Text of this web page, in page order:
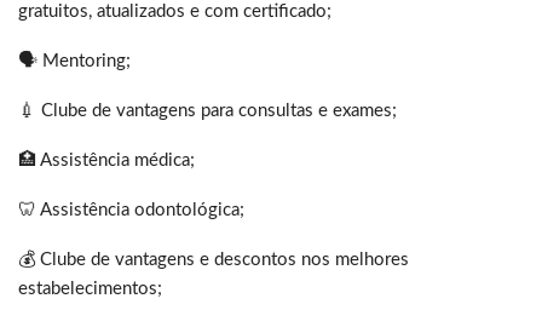
gratuitos, atualizados e com certificado;
🗣 Mentoring;
💉 Clube de vantagens para consultas e exames;
🏥 Assistência médica;
🦷 Assistência odontológica;
💰 Clube de vantagens e descontos nos melhores
estabelecimentos;